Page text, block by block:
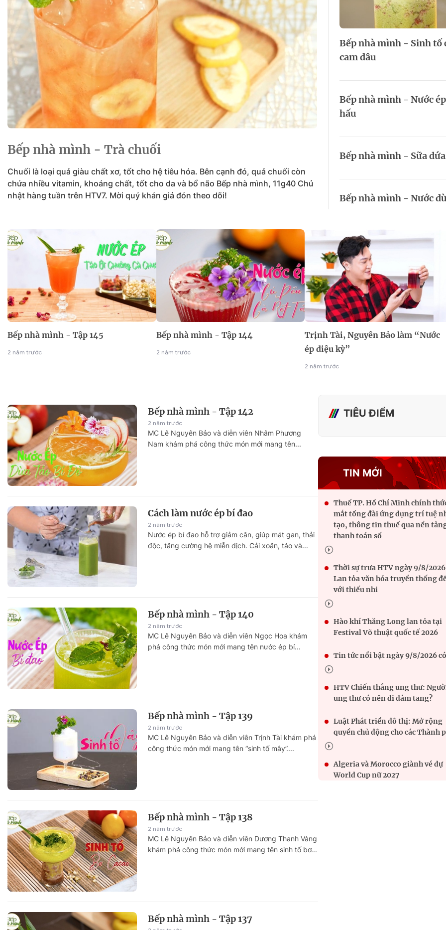
Sự kiện quan tâm
Chuyên đề
Không gian văn hóa
Hồ Chí Minh
Chuyển đổi số
HTV Show
Thành phố không
ngủ
Chậm
Bé xem gì
Mái ấm gia đình
Việt
Các show khác
HTV Phim
Phim truyền hình
Phim tài liệu
HTV Sự kiện
Made By Vietnam
Ngày hội HTV
lòng
Bếp nhà mình - Trà chuối
Chuối là loại quả giàu chất xơ, tốt cho hệ tiêu hóa. Bên cạnh đó, quả chuối còn
chứa nhiều vitamin, khoáng chất, tốt cho da và bổ não Bếp nhà mình, 11g40 Chủ
nhật hàng tuần trên HTV7. Mời quý khán giả đón theo dõi!
Bếp nhà mình - Sinh tố
cam dâu
Bếp nhà mình - Nước
hấu
Bếp nhà mình - Sữa dứa
Bếp nhà mình - Nước
Bếp nhà mình - Tập 145
2 năm trước
Bếp nhà mình - Tập 144
2 năm trước
Trịnh Tài, Nguyên Bảo làm “Nước
ép diệu kỳ”
2 năm trước
Bếp nhà mình - Tập 142
2 năm trước
MC Lê Nguyên Bảo và diễn viên Nhâm Phương
Nam khám phá công thức món mới mang tên...
Cách làm nước ép bí đao
2 năm trước
Nước ép bí đao hỗ trợ giảm cân, giúp mát gan, thải
độc, tăng cường hệ miễn dịch. Cải xoăn, táo và...
Bếp nhà mình - Tập 140
2 năm trước
MC Lê Nguyên Bảo và diễn viên Ngọc Hoa khám
phá công thức món mới mang tên nước ép bí...
Bếp nhà mình - Tập 139
2 năm trước
MC Lê Nguyên Bảo và diễn viên Trịnh Tài khám phá
công thức món mới mang tên “sinh tố mây”....
Bếp nhà mình - Tập 138
2 năm trước
MC Lê Nguyên Bảo và diễn viên Dương Thanh Vàng
khám phá công thức món mới mang tên sinh tố bơ...
Bếp nhà mình - Tập 137
TIÊU ĐIỂM
TIN MỚI
Thuế TP. Hồ Chí Minh chính
mắt tổng đài ứng dụng trí tuệ
tạo, thông tin thuế qua nền
thanh toán số
Thời sự trưa HTV ngày 9/8/2026 |
Lan tỏa văn hóa truyền thống
với thiếu nhi
Hào khí Thăng Long lan tỏa tại
Festival Võ thuật quốc tế 2026
Tin tức nổi bật ngày 9/8/2026
HTV Chiến thắng ung thư:
ung thư có nên đi đám tang?
Luật Phát triển đô thị: Mở rộng
quyền chủ động cho các Thành
Algeria và Morocco giành vé dự
World Cup nữ 2027